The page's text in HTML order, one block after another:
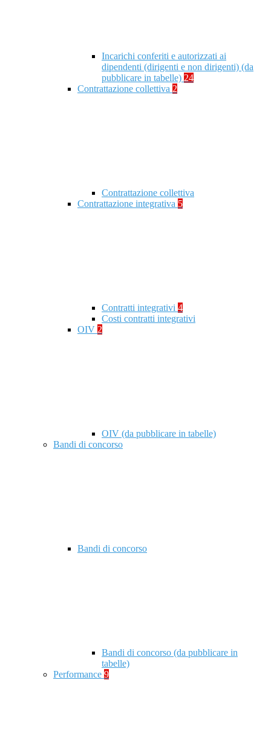
Incarichi conferiti e autorizzati ai
dipendenti (dirigenti e non dirigenti) (da
pubblicare in tabelle) 24
Contrattazione collettiva 2
Contrattazione collettiva
Contrattazione integrativa 5
Contratti integrativi 4
Costi contratti integrativi
OIV 2
OIV (da pubblicare in tabelle)
Bandi di concorso
Bandi di concorso
Bandi di concorso (da pubblicare in
tabelle)
Performance 9